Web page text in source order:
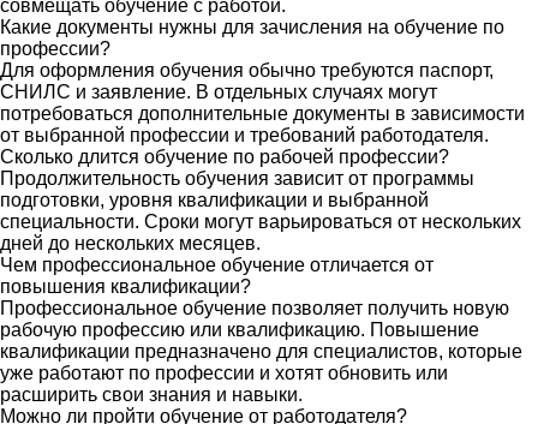
совмещать обучение с работой.
Какие документы нужны для зачисления на обучение по
профессии?
Для оформления обучения обычно требуются паспорт,
СНИЛС и заявление. В отдельных случаях могут
потребоваться дополнительные документы в зависимости
от выбранной профессии и требований работодателя.
Сколько длится обучение по рабочей профессии?
Продолжительность обучения зависит от программы
подготовки, уровня квалификации и выбранной
специальности. Сроки могут варьироваться от нескольких
дней до нескольких месяцев.
Чем профессиональное обучение отличается от
повышения квалификации?
Профессиональное обучение позволяет получить новую
рабочую профессию или квалификацию. Повышение
квалификации предназначено для специалистов, которые
уже работают по профессии и хотят обновить или
расширить свои знания и навыки.
Можно ли пройти обучение от работодателя?